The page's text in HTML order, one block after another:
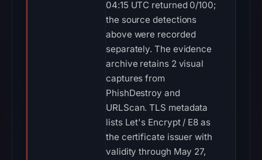
04:15 UTC returned 0/100;
the source detections
above were recorded
separately. The evidence
archive retains 2 visual
captures from
PhishDestroy and
URLScan. TLS metadata
lists Let's Encrypt / E8 as
the certificate issuer with
validity through May 27,